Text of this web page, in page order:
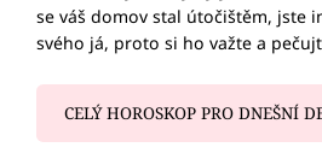
se váš domov stal útočištěm, jste
svého já, proto si ho važte a
CELÝ HOROSKOP PRO DNEŠNÍ